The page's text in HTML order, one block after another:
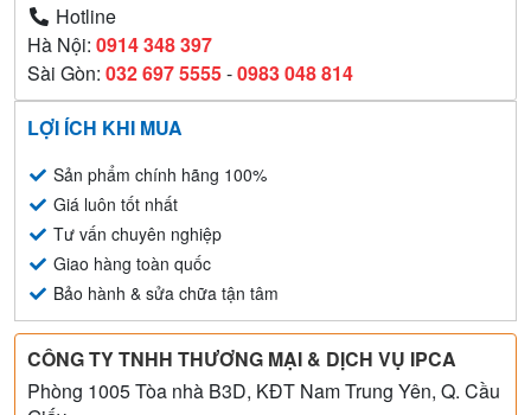
Hotline
Hà Nội: 0914 348 397
Sài Gòn: 032 697 5555-0983 048 814
LỢI ÍCH KHI MUA
Sản phẩm chính hãng 100%
Giá luôn tốt nhất
Tư vấn chuyên nghiệp
Giao hàng toàn quốc
Bảo hành & sửa chữa tận tâm
CÔNG TY TNHH THƯƠNG MẠI & DỊCH VỤ IPCA
Phòng 1005 Tòa nhà B3D, KĐT Nam Trung Yên, Q. Cầu